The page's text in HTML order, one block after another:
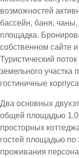
возможностей
бассейн, баня,
площадка.
собственном сайте
Туристический
земельного участка
гостиничные
Два основных
общей площадью
просторных
гостей площадью
проживания